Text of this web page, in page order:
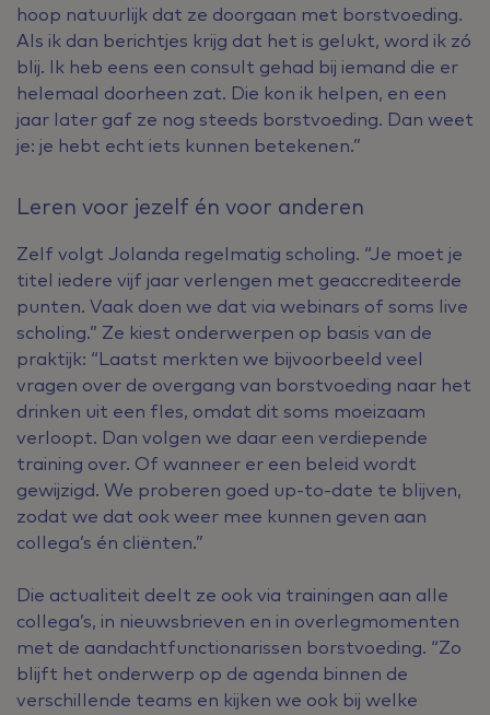
hoop natuurlijk dat ze doorgaan met borstvoeding.
Als ik dan berichtjes krijg dat het is gelukt, word ik zó
blij. Ik heb eens een consult gehad bij iemand die er
helemaal doorheen zat. Die kon ik helpen, en een
jaar later gaf ze nog steeds borstvoeding. Dan weet
je: je hebt echt iets kunnen betekenen.”
Leren voor jezelf én voor anderen
Zelf volgt Jolanda regelmatig scholing. “Je moet je
titel iedere vijf jaar verlengen met geaccrediteerde
punten. Vaak doen we dat via webinars of soms live
scholing.” Ze kiest onderwerpen op basis van de
praktijk: “Laatst merkten we bijvoorbeeld veel
vragen over de overgang van borstvoeding naar het
drinken uit een fles, omdat dit soms moeizaam
verloopt. Dan volgen we daar een verdiepende
training over. Of wanneer er een beleid wordt
gewijzigd. We proberen goed up-to-date te blijven,
zodat we dat ook weer mee kunnen geven aan
collega’s én cliënten.”
Die actualiteit deelt ze ook via trainingen aan alle
collega’s, in nieuwsbrieven en in overlegmomenten
met de aandachtfunctionarissen borstvoeding. “Zo
blijft het onderwerp op de agenda binnen de
verschillende teams en kijken we ook bij welke